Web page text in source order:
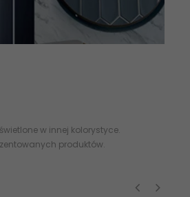
w innej kolorystyce.
produktów.